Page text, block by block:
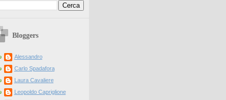
Bloggers
Alessandro
Carlo Spadafora
Laura Cavaliere
Leopoldo Capriglione